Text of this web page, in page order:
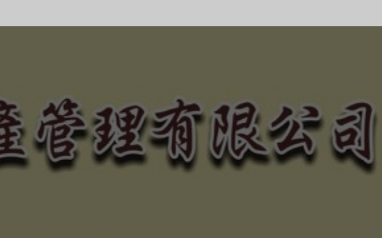
持著合情合理合法、正規經營、健全制
是合法有憑據的債權！